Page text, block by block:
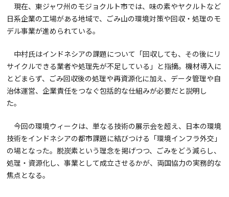
現在、東ジャワ州のモジョクルト市では、味の素やヤクルトなど
日系企業の工場がある地域で、ごみ山の環境対策や回収・処理のモ
デル事業が進められている。
中村氏はインドネシアの課題について「回収しても、その後にリ
サイクルできる業者や処理先が不足している」と指摘。機材導入に
とどまらず、ごみ回収後の処理や再資源化に加え、データ管理や自
治体運営、企業責任をつなぐ包括的な仕組みが必要だと説明し
た。
今回の環境ウィークは、単なる技術の展示会を超え、日本の環境
技術をインドネシアの都市課題に結びつける「環境インフラ外交」
の場となった。脱炭素という理念を掲げつつ、ごみをどう減らし、
処理・資源化し、事業として成立させるかが、両国協力の実務的な
焦点となる。